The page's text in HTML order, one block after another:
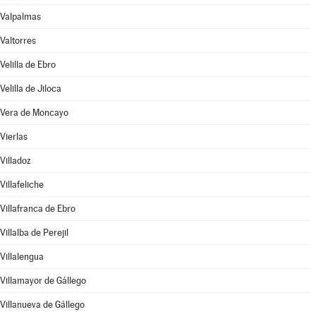
Valpalmas
Valtorres
Velilla de Ebro
Velilla de Jiloca
Vera de Moncayo
Vierlas
Villadoz
Villafeliche
Villafranca de Ebro
Villalba de Perejil
Villalengua
Villamayor de Gállego
Villanueva de Gállego